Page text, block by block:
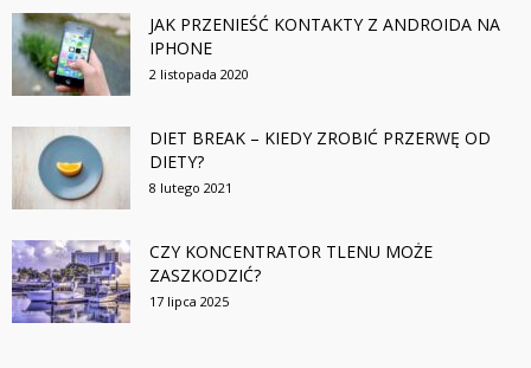
JAK PRZENIEŚĆ KONTAKTY Z ANDROIDA NA
IPHONE
2 listopada 2020
DIET BREAK – KIEDY ZROBIĆ PRZERWĘ OD
DIETY?
8 lutego 2021
CZY KONCENTRATOR TLENU MOŻE
ZASZKODZIĆ?
17 lipca 2025